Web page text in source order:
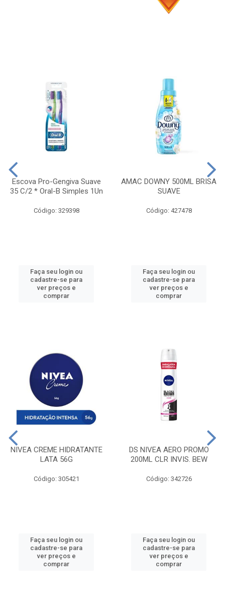
Escova Pro-Gengiva Suave
35 C/2 * Oral-B Simples 1Un
Código: 329398
Faça seu login ou
cadastre-se para
ver preços e
comprar
AMAC DOWNY 500ML BRISA
SUAVE
Código: 427478
Faça seu login ou
cadastre-se para
ver preços e
comprar
NIVEA CREME HIDRATANTE
LATA 56G
Código: 305421
Faça seu login ou
cadastre-se para
ver preços e
comprar
DS NIVEA AERO PROMO
200ML CLR INVIS. BEW
Código: 342726
Faça seu login ou
cadastre-se para
ver preços e
comprar